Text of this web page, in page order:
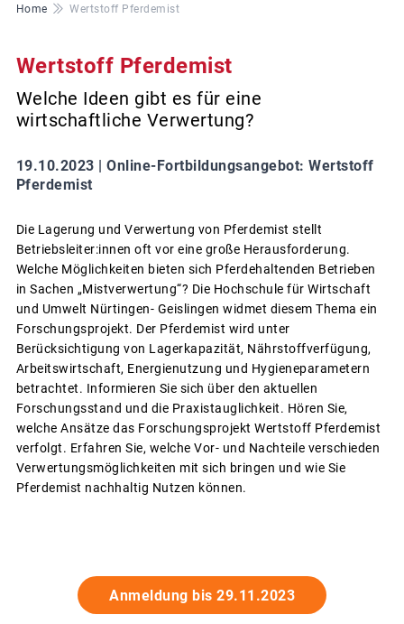
Pfadnavigation
Home Wertstoff Pferdemist
Wertstoff Pferdemist
Welche Ideen gibt es für eine
wirtschaftliche Verwertung?
19.10.2023 | Online-Fortbildungsangebot: Wertstoff
Pferdemist
Die Lagerung und Verwertung von Pferdemist stellt
Betriebsleiter:innen oft vor eine große Herausforderung.
Welche Möglichkeiten bieten sich Pferdehaltenden Betrieben
in Sachen „Mistverwertung“? Die Hochschule für Wirtschaft
und Umwelt Nürtingen- Geislingen widmet diesem Thema ein
Forschungsprojekt. Der Pferdemist wird unter
Berücksichtigung von Lagerkapazität, Nährstoffverfügung,
Arbeitswirtschaft, Energienutzung und Hygieneparametern
betrachtet. Informieren Sie sich über den aktuellen
Forschungsstand und die Praxistauglichkeit. Hören Sie,
welche Ansätze das Forschungsprojekt Wertstoff Pferdemist
verfolgt. Erfahren Sie, welche Vor- und Nachteile verschieden
Verwertungsmöglichkeiten mit sich bringen und wie Sie
Pferdemist nachhaltig Nutzen können.
Anmeldung bis 29.11.2023